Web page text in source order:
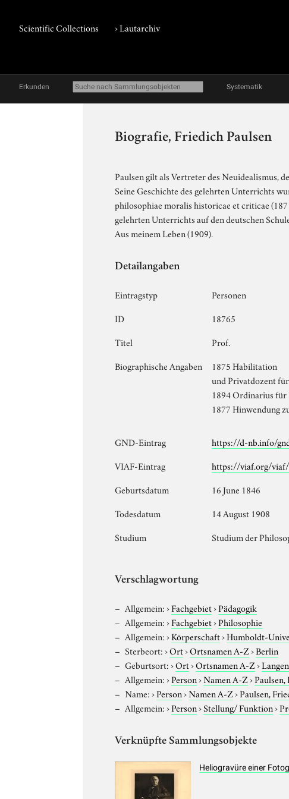
Scientific Collections ›Lautarchiv
Erkunden Systematik
Biografie, Friedich Paulsen
Paulsen gilt als Vertreter des Neuidealismus,
Seine Geschichte des gelehrten Unterrichts
philosophiae moralis historicae et criticae
gelehrten Unterrichts auf den deutschen
Aus meinem Leben (1909).
Detailangaben
Eintragstyp
Personen
ID
18765
Titel
Prof.
Biographische Angaben
1875 Habilitation
und Privatdozent
1894 Ordinarius für
1877 Hinwendung
GND-Eintrag
https://d-nb.info/
VIAF-Eintrag
https://viaf.org/
Geburtsdatum
16 June 1846
Todesdatum
14 August 1908
Studium
Studium der
Verschlagwortung
Allgemein:›Fachgebiet›Pädagogik
Allgemein:›Fachgebiet›Philosophie
Allgemein:›Körperschaft›Humboldt-
Sterbeort:›Ort›Ortsnamen A-Z›Berlin
Geburtsort:›Ort›Ortsnamen A-Z›
Allgemein:›Person›Namen A-Z›
Name:›Person›Namen A-Z›Paulsen,
Allgemein:›Person›Stellung/ Funktion›
Verknüpfte Sammlungsobjekte
Heliogravüre einer